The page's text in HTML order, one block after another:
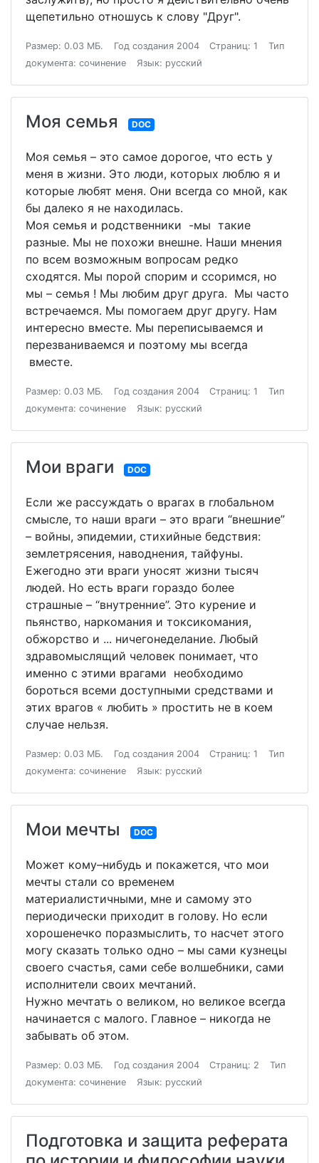
щепетильно отношусь к слову "Друг".
Размер: 0.03 МБ. Год создания 2004 Страниц: 1
Тип
документа: сочинение
Язык: русский
Моя семья DOC
Моя семья – это самое дорогое, что есть у
меня в жизни. Это люди, которых люблю я и
которые любят меня. Они всегда со мной, как
бы далеко я не находилась.
Моя семья и родственники -мы такие
разные. Мы не похожи внешне. Наши мнения
по всем возможным вопросам редко
сходятся. Мы порой спорим и ссоримся, но
мы – семья ! Мы любим друг друга. Мы часто
встречаемся. Мы помогаем друг другу. Нам
интересно вместе. Мы переписываемся и
перезваниваемся и поэтому мы всегда
вместе.
Размер: 0.03 МБ. Год создания 2004 Страниц: 1
Тип
документа: сочинение
Язык: русский
Мои враги DOC
Если же рассуждать о врагах в глобальном
смысле, то наши враги – это враги “внешние”
– войны, эпидемии, стихийные бедствия:
землетрясения, наводнения, тайфуны.
Ежегодно эти враги уносят жизни тысяч
людей. Но есть враги гораздо более
страшные – “внутренние”. Это курение и
пьянство, наркомания и токсикомания,
обжорство и ... ничегонеделание. Любый
здравомыслящий человек понимает, что
именно с этими врагами необходимо
бороться всеми доступными средствами и
этих врагов « любить » простить не в коем
случае нельзя.
Размер: 0.03 МБ. Год создания 2004 Страниц: 1
Тип
документа: сочинение
Язык: русский
Мои мечты DOC
Может кому–нибудь и покажется, что мои
мечты стали со временем
материалистичными, мне и самому это
периодически приходит в голову. Но если
хорошенечко поразмыслить, то насчет этого
могу сказать только одно – мы сами кузнецы
своего счастья, сами себе волшебники, сами
исполнители своих мечтаний.
Нужно мечтать о великом, но великое всегда
начинается с малого. Главное – никогда не
забывать об этом.
Размер: 0.03 МБ. Год создания 2004 Страниц: 2
Тип
документа: сочинение
Язык: русский
Подготовка и защита реферата